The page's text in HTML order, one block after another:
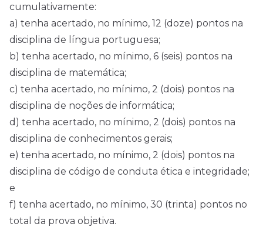
cumulativamente:
a) tenha acertado, no mínimo, 12 (doze) pontos na
disciplina de língua portuguesa;
b) tenha acertado, no mínimo, 6 (seis) pontos na
disciplina de matemática;
c) tenha acertado, no mínimo, 2 (dois) pontos na
disciplina de noções de informática;
d) tenha acertado, no mínimo, 2 (dois) pontos na
disciplina de conhecimentos gerais;
e) tenha acertado, no mínimo, 2 (dois) pontos na
disciplina de código de conduta ética e integridade;
e
f) tenha acertado, no mínimo, 30 (trinta) pontos no
total da prova objetiva.